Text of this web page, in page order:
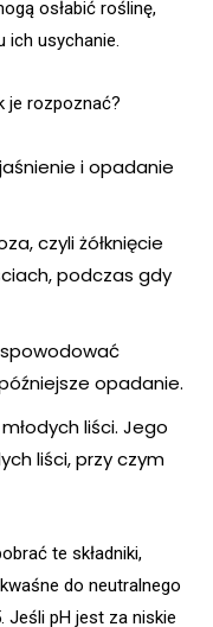
osłabić roślinę,
ich usychanie.
je rozpoznać?
i opadanie
czyli żółknięcie
podczas gdy
opadanie.
liści. Jego
liści, przy czym
te składniki,
do neutralnego
Jeśli pH jest za niskie